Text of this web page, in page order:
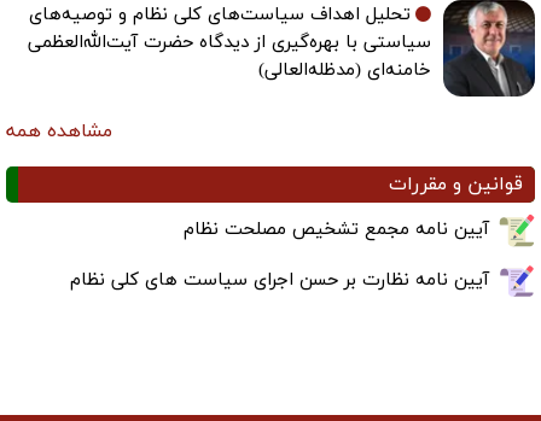
تحلیل اهداف سیاست‌های کلی نظام و توصیه‌های
سیاستی با بهره‌گیری از دیدگاه حضرت آیت‌الله‌العظمی
خامنه‌ای (مدظله‌العالی)
مشاهده همه
قوانین و مقررات
آیین نامه مجمع تشخیص مصلحت نظام
آیین نامه نظارت بر حسن اجرای سیاست های کلی نظام